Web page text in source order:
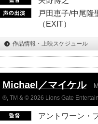
戸田恵子/中尾隆
（EXIT）
作品情報・上映スケジュール
Michael／マイケル
®, TM & © 2026 Lions Gate
アントワーン・